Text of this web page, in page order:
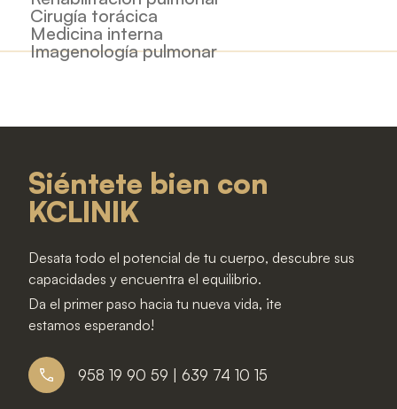
Cirugía torácica
Medicina interna
Imagenología pulmonar
Siéntete bien con
KCLINIK
Desata todo el potencial de tu cuerpo, descubre sus
capacidades y encuentra el equilibrio.
Da el primer paso hacia tu nueva vida, ¡te
estamos esperando!
958 19 90 59 | 639 74 10 15